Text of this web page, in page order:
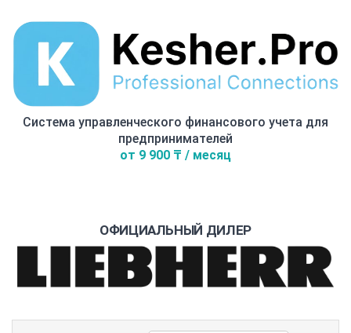
Система управленческого финансового учета для
предпринимателей
от 9 900 ₸ / месяц
ОФИЦИАЛЬНЫЙ ДИЛЕР